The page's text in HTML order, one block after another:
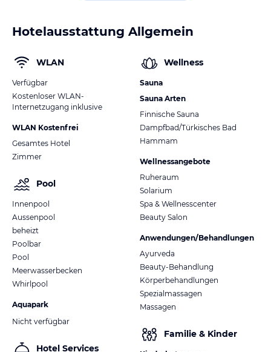
Hotelausstattung Allgemein
WLAN
Verfügbar
Kostenloser WLAN-
Internetzugang inklusive
WLAN Kostenfrei
Gesamtes Hotel
Zimmer
Pool
Innenpool
Aussenpool
beheizt
Poolbar
Pool
Meerwasserbecken
Whirlpool
Aquapark
Nicht verfügbar
Hotel Services
Wellness
Sauna
Sauna Arten
Finnische Sauna
Dampfbad/Türkisches Bad
Hammam
Wellnessangebote
Ruheraum
Solarium
Spa & Wellnesscenter
Beauty Salon
Anwendungen/Behandlungen
Ayurveda
Beauty-Behandlung
Körperbehandlungen
Spezialmassagen
Massagen
Familie & Kinder